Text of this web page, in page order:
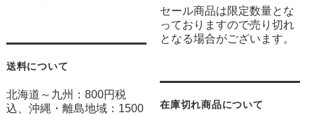
送料について
北海道～九州：800円税
込、沖縄・離島地域：1500
セール商品は限定数量とな
っておりますので売り切れ
となる場合がございます。
在庫切れ商品について